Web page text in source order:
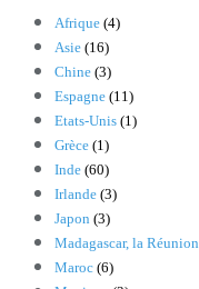
Afrique (4)
Asie (16)
Chine (3)
Espagne (11)
Etats-Unis (1)
Grèce (1)
Inde (60)
Irlande (3)
Japon (3)
Madagascar, la Réunion
Maroc (6)